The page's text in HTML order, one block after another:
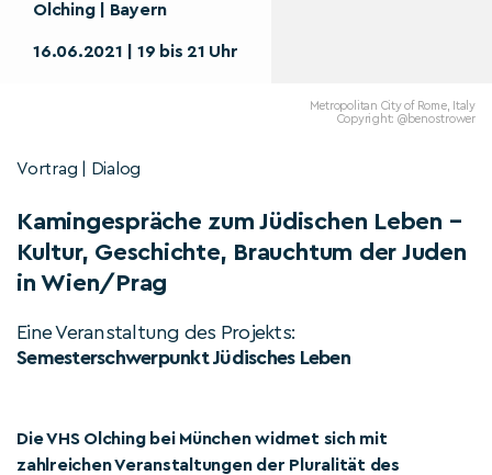
Olching | Bayern
16.06.2021 | 19 bis 21 Uhr
Metropolitan City of Rome, Italy
Copyright: @benostrower
Vortrag | Dialog
Kamingespräche zum Jüdischen Leben –
Kultur, Geschichte, Brauchtum der Juden
in Wien/Prag
Eine Veranstaltung des Projekts:
Semesterschwerpunkt Jüdisches Leben
Die VHS Olching bei München widmet sich mit
zahlreichen Veranstaltungen der Pluralität des